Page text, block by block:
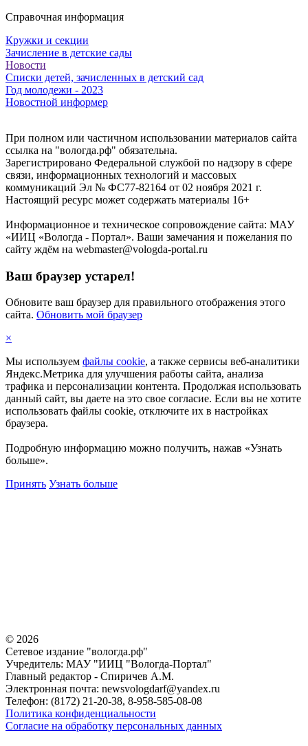
Справочная информация
Кружки и секции
Зачисление в детские сады
Новости
Списки детей, зачисленных в детский сад
Год молодежи - 2023
© 2026
Сетевое издание "вологда.рф"
Учредитель: МАУ "ИИЦ "Вологда-Портал"
Главный редактор - Спиричев А.М.
Электронная почта: newsvologdarf@yandex.ru
Телефон: (8172) 21-20-38, 8-958-585-08-08
Политика конфиденциальности
Согласие на обработку персональных данных
Новостной информер
При полном или частичном использовании материалов сайта
ссылка на "вологда.рф" обязательна.
Зарегистрировано Федеральной службой по надзору в сфере
связи, информационных технологий и массовых
коммуникаций Эл № ФС77-82164 от 02 ноября 2021 г.
Настоящий ресурс может содержать материалы 16+
Информационное и техническое сопровождение сайта: МАУ
«ИИЦ «Вологда - Портал». Ваши замечания и пожелания по
сайту ждём на webmaster@vologda-portal.ru
Ваш браузер устарел!
Обновите ваш браузер для правильного отображения этого
сайта. Обновить мой браузер
×
Мы используем файлы cookie, а также сервисы веб-аналитики
Яндекс.Метрика для улучшения работы сайта, анализа
трафика и персонализации контента. Продолжая использовать
данный сайт, вы даете на это свое согласие. Если вы не хотите
использовать файлы cookie, отключите их в настройках
браузера.
Подробную информацию можно получить, нажав «Узнать
больше».
Принять Узнать больше